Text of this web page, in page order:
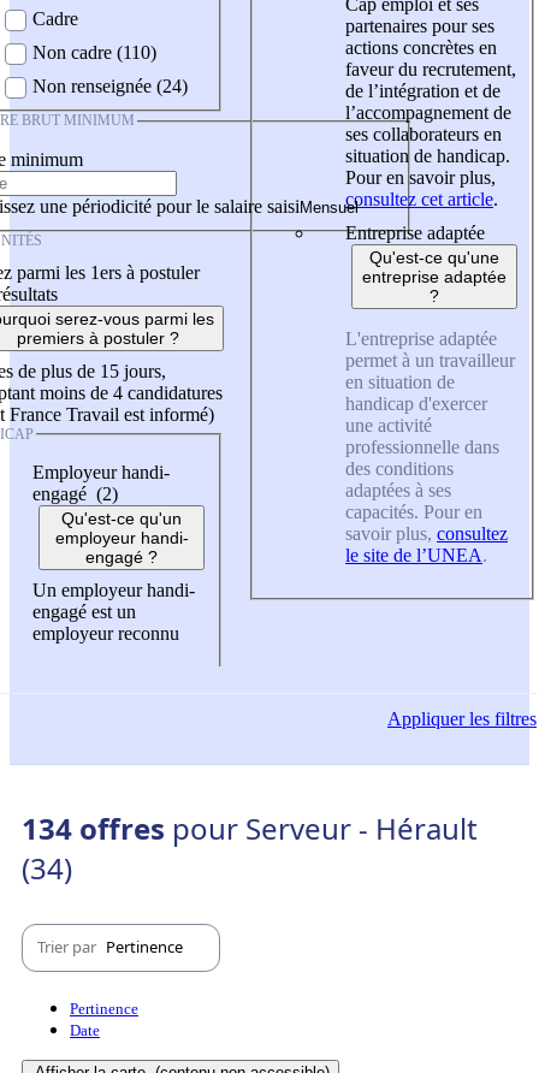
Cadre
Non cadre (110)
Non renseignée (24)
BRUT MINIMUM
minimum
une périodicité pour le salaire saisi
parmi les 1ers à postuler
serez-vous parmi les
premiers à postuler ?
de plus de 15 jours,
moins de 4 candidatures
France Travail est informé)
Employeur handi-
engagé (2)
Qu'est-ce qu'un
employeur handi-
engagé ?
Un employeur handi-
engagé est un
employeur reconnu
partenaires pour ses
actions concrètes en
faveur du recrutement,
de l’intégration et de
l’accompagnement de
ses collaborateurs en
situation de handicap.
Pour en savoir plus,
consultez cet article.
Entreprise adaptée
Qu'est-ce qu'une
entreprise adaptée
?
L'entreprise adaptée
permet à un travailleur
en situation de
handicap d'exercer
une activité
professionnelle dans
des conditions
adaptées à ses
capacités. Pour en
savoir plus, consultez
le site de l’UNEA.
Appliquerles filtres
134 offres pour Serveur - Hérault
(34)
Trier par Pertinence
Pertinence
Date